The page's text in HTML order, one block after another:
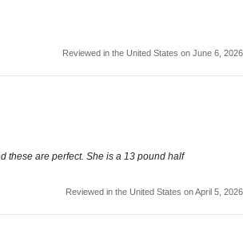
Reviewed in the United States on June 6, 2026
these are perfect. She is a 13 pound half
Reviewed in the United States on April 5, 2026